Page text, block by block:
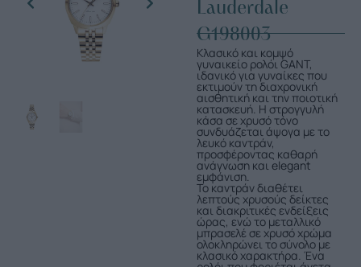
Lauderdale
G198003
Κλασικό και κομψό
γυναικείο ρολόι GANT,
ιδανικό για γυναίκες που
εκτιμούν τη διαχρονική
αισθητική και την ποιοτική
κατασκευή. Η στρογγυλή
κάσα σε χρυσό τόνο
συνδυάζεται άψογα με το
λευκό καντράν,
προσφέροντας καθαρή
ανάγνωση και elegant
εμφάνιση.
Το καντράν διαθέτει
λεπτούς χρυσούς δείκτες
και διακριτικές ενδείξεις
ώρας, ενώ το μεταλλικό
μπρασελέ σε χρυσό χρώμα
ολοκληρώνει το σύνολο με
κλασικό χαρακτήρα. Ένα